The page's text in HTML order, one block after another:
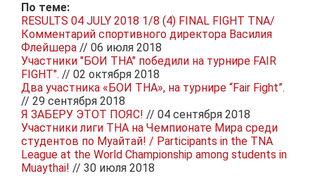
По теме:
RESULTS 04 JULY 2018 1/8 (4) FINAL FIGHT TNA/
Комментарий спортивного директора Василия
Флейшера // 06 июля 2018
Участники "БОИ ТНА" победили на турнире FAIR
FIGHT". // 02 октября 2018
Два участника «БОИ ТНА», на турнире “Fair Fight”.
// 29 сентября 2018
Я ЗАБЕРУ ЭТОТ ПОЯС! // 04 сентября 2018
Участники лиги ТНА на Чемпионате Мира среди
студентов по Муайтай! / Participants in the TNA
League at the World Championship among students in
Muaythai! // 30 июля 2018